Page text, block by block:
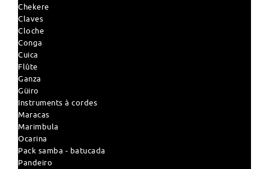
Chekere
Claves
Cloche
Conga
Cuica
Flûte
Ganza
Güiro
Instruments à cordes
Maracas
Marimbula
Ocarina
Pack samba - batucada
Pandeiro